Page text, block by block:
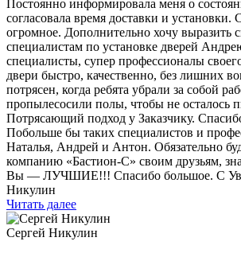
Постоянно информировала меня о
согласовала время доставки и установки.
огромное. Дополнительно хочу выразить
специалистам по установке дверей
специалисты, супер профессионалы
двери быстро, качественно, без лишних
потрясен, когда ребята убрали за собой
пропылесосили полы, чтобы не осталось
Потрясающий подход у Заказчику.
Побольше бы таких специалистов и
Наталья, Андрей и Антон. Обязательно
компанию «Бастион-С» своим друзьям,
Вы — ЛУЧШИЕ!!! Спасибо большое. С
Никулин
Читать далее
Сергей Никулин